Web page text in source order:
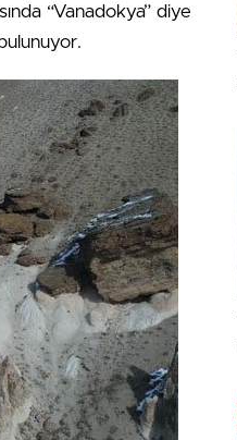
“Vanadokya” diye